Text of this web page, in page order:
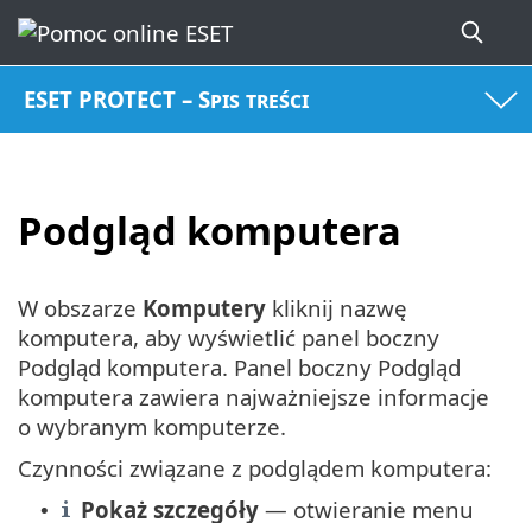
ESET PROTECT – Spis treści
Podgląd komputera
W obszarze Komputery kliknij nazwę
komputera, aby wyświetlić panel boczny
Podgląd komputera. Panel boczny Podgląd
komputera zawiera najważniejsze informacje
o wybranym komputerze.
Czynności związane z podglądem komputera:
• Pokaż szczegóły — otwieranie menu